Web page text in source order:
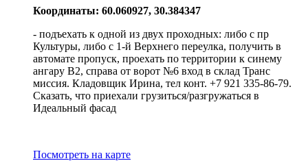
Координаты: 60.060927, 30.384347
- подъехать к одной из двух проходных: либо с пр
Культуры, либо с 1-й Верхнего переулка, получить в
автомате пропуск, проехать по территории к синему
ангару В2, справа от ворот №6 вход в склад Транс
миссия. Кладовщик Ирина, тел конт. +7 921 335-86-79.
Сказать, что приехали грузиться/разгружаться в
Идеальный фасад
Посмотреть на карте